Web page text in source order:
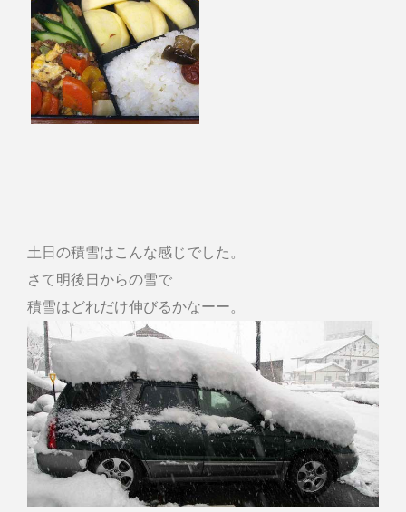
土日の積雪はこんな感じでした。
さて明後日からの雪で
積雪はどれだけ伸びるかなーー。